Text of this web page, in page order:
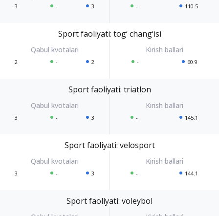
3 - 3 - 110.5
Sport faoliyati: tog‘ chang‘isi
2 - 2 - 60.9
Sport faoliyati: triatlon
3 - 3 - 145.1
Sport faoliyati: velosport
3 - 3 - 144.1
Sport faoliyati: voleybol